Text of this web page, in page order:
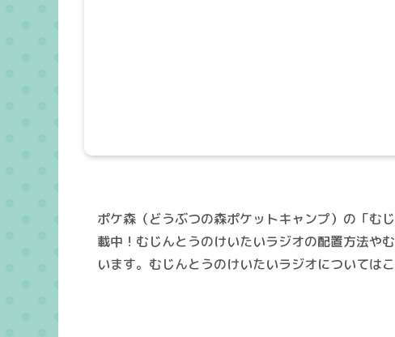
ポケ森（どうぶつの森ポケットキャンプ）の「む
載中！むじんとうのけいたいラジオの配置方法や
います。むじんとうのけいたいラジオについては